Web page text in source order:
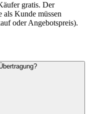
gratis. Der
als Kunde müssen
oder Angebotspreis).